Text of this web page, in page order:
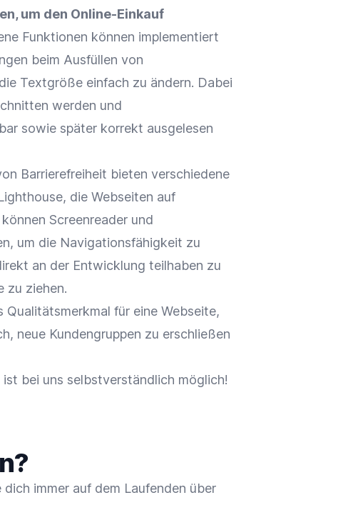
um den Online-Einkauf
Funktionen können implementiert
beim Ausfüllen von
Textgröße einfach zu ändern. Dabei
werden und
sowie später korrekt ausgelesen
Barrierefreiheit bieten verschiedene
die Webseiten auf
Screenreader und
um die Navigationsfähigkeit zu
an der Entwicklung teilhaben zu
zu ziehen.
für eine Webseite,
neue Kundengruppen zu erschließen
bei uns selbstverständlich möglich!
immer auf dem Laufenden über